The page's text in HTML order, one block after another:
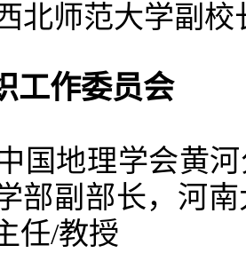
北师范大学副校
工作委员会
国地理学会黄
部副部长，河
任/教授